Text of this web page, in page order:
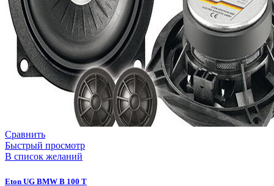
Сравнить
Быстрый просмотр
В список желаний
Eton UG BMW B 100 T